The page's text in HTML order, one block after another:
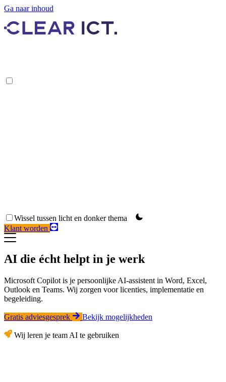
Ga naar inhoud
Wissel tussen licht en donker thema
Klant worden
AI die écht helpt in je werk
Microsoft Copilot is je persoonlijke AI-assistent in Word, Excel,
Outlook en Teams. Wij zorgen voor licenties, implementatie en
begeleiding.
Gratis adviesgesprek Bekijk mogelijkheden
Wij leren je team AI te gebruiken